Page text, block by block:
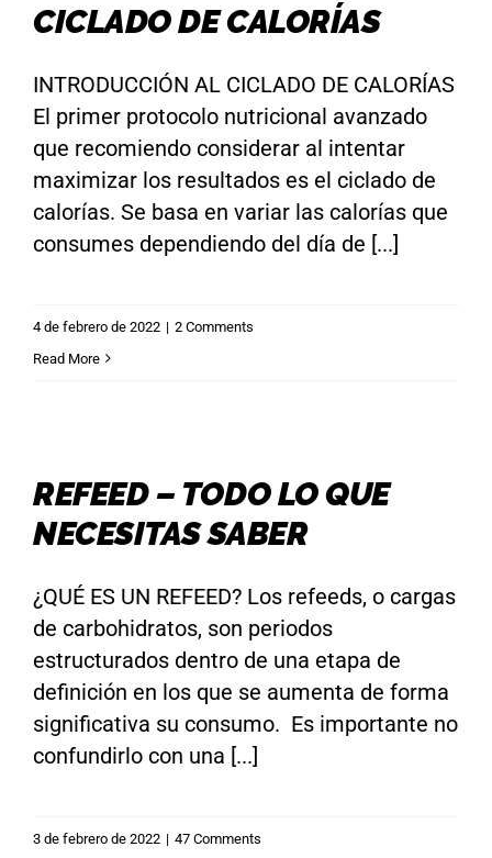
CICLADO DE CALORÍAS
INTRODUCCIÓN AL CICLADO DE CALORÍAS
El primer protocolo nutricional avanzado
que recomiendo considerar al intentar
maximizar los resultados es el ciclado de
calorías. Se basa en variar las calorías que
consumes dependiendo del día de [...]
4 de febrero de 2022 | 2 Comments
Read More
REFEED – TODO LO QUE
NECESITAS SABER
¿QUÉ ES UN REFEED? Los refeeds, o cargas
de carbohidratos, son periodos
estructurados dentro de una etapa de
definición en los que se aumenta de forma
significativa su consumo. Es importante no
confundirlo con una [...]
3 de febrero de 2022 | 47 Comments